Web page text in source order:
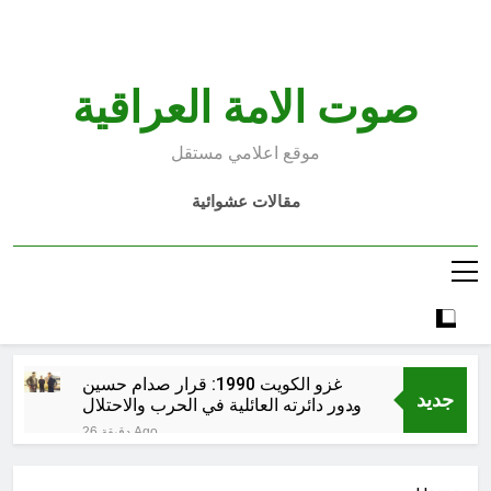
صوت الامة العراقية
موقع اعلامي مستقل
مقالات عشوائية
جديد
غزو الكويت 1990: قرار صدام حسين
ودور دائرته العائلية في الحرب والاحتلال
وعمليات النهب
26 دقيقة Ago